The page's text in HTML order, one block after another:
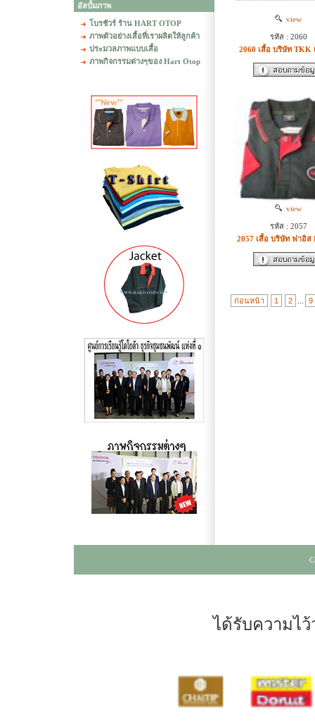
อัลบั้มภาพ
โบรชัวร์ ร้าน HART OTOP
ภาพตัวอย่างเสื้อที่เราผลิตให้ลูกค้า
ประมวลภาพแบบเสื้อ
ภาพกิจกรรมต่างๆของ Hart Otop
view
รหัส : 2060
2060 เสื้อ บริษัท TKK
view
รหัส : 2057
2057 เสื้อ บริษัท ฟาอิส
ก่อนหน้า 1 2 9
ได้รับความไ